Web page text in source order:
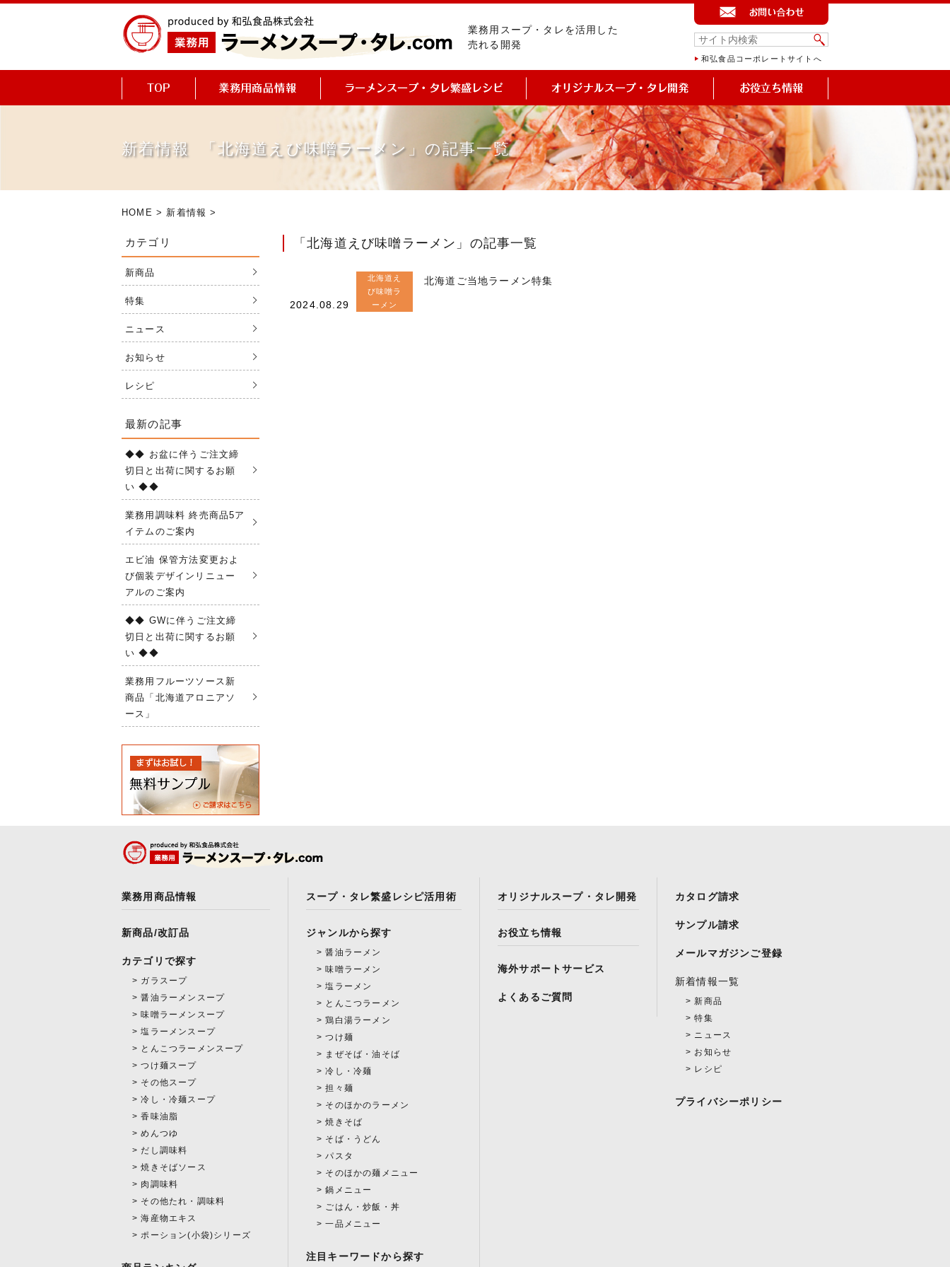
業務用スープ・タレを活用した
売れる開発
和弘食品コーポレートサイトへ
新着情報 「北海道えび味噌ラーメン」の記事一覧
HOME > 新着情報 >
「北海道えび味噌ラーメン」の記事一覧
2024.08.29
北海道え
び味噌ラ
ーメン
北海道ご当地ラーメン特集
カテゴリ
新商品
特集
ニュース
お知らせ
レシピ
最新の記事
◆◆ お盆に伴うご注文締
切日と出荷に関するお願
い ◆◆
業務用調味料 終売商品5ア
イテムのご案内
エビ油 保管方法変更およ
び個装デザインリニュー
アルのご案内
◆◆ GWに伴うご注文締
切日と出荷に関するお願
い ◆◆
業務用フルーツソース新
商品「北海道アロニアソ
ース」
業務用商品情報
新商品/改訂品
カテゴリで探す
ガラスープ
醤油ラーメンスープ
味噌ラーメンスープ
塩ラーメンスープ
とんこつラーメンスープ
つけ麺スープ
その他スープ
冷し・冷麺スープ
香味油脂
めんつゆ
だし調味料
焼きそばソース
肉調味料
その他たれ・調味料
海産物エキス
ポーション(小袋)シリーズ
スープ・タレ繁盛レシピ活用術
ジャンルから探す
醤油ラーメン
味噌ラーメン
塩ラーメン
とんこつラーメン
鶏白湯ラーメン
つけ麺
まぜそば・油そば
冷し・冷麺
担々麺
そのほかのラーメン
焼きそば
そば・うどん
パスタ
そのほかの麺メニュー
鍋メニュー
ごはん・炒飯・丼
一品メニュー
注目キーワードから探す
オリジナルスープ・タレ開発
お役立ち情報
海外サポートサービス
よくあるご質問
カタログ請求
サンプル請求
メールマガジンご登録
新着情報一覧
新商品
特集
ニュース
お知らせ
レシピ
プライバシーポリシー